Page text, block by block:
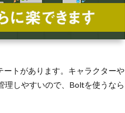
トがあります。キャラクターや
理しやすいので、Boltを使うなら